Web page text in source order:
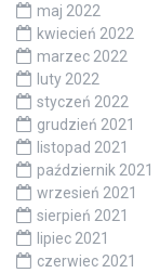
maj 2022
kwiecień 2022
marzec 2022
luty 2022
styczeń 2022
grudzień 2021
listopad 2021
październik 2021
wrzesień 2021
sierpień 2021
lipiec 2021
czerwiec 2021